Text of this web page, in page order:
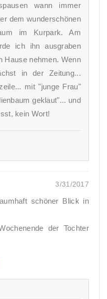
wann immer
dem wunderschönen
im Kurpark. Am
ich ihn ausgraben
Hause nehmen. Wenn
in der Zeitung...
mit "junge Frau"
geklaut"... und
kein Wort!
3/31/2017
schöner Blick in
der Tochter